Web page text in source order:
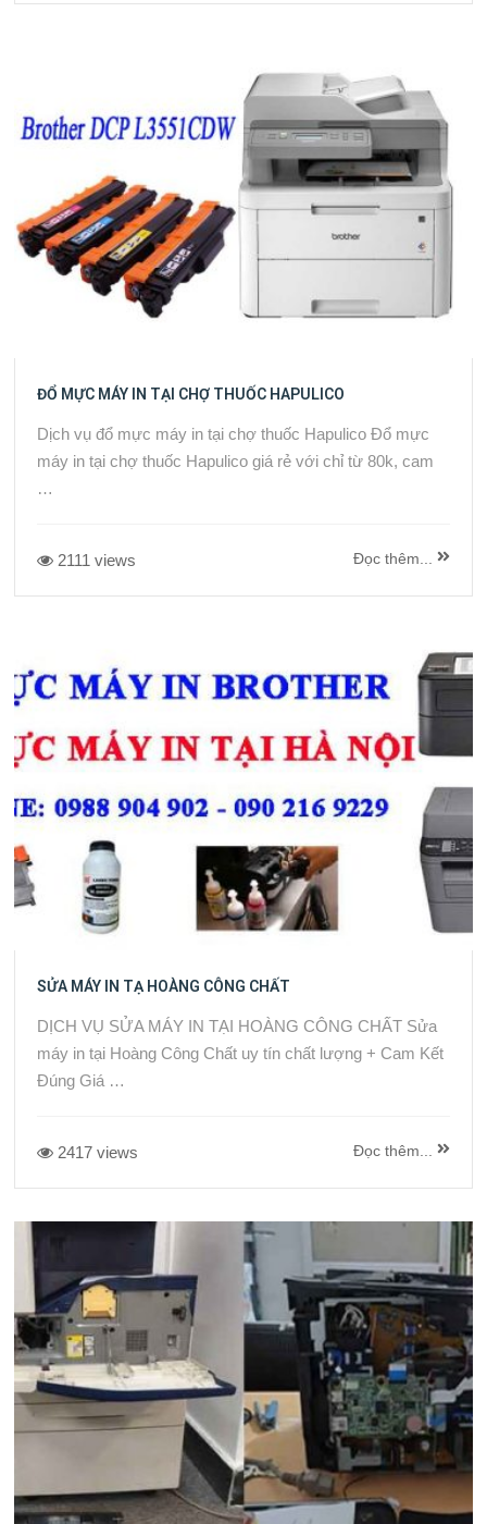
ĐỔ MỰC MÁY IN TẠI CHỢ THUỐC HAPULICO
Dịch vụ đổ mực máy in tại chợ thuốc Hapulico Đổ mực
máy in tại chợ thuốc Hapulico giá rẻ với chỉ từ 80k, cam
…
2111 views Đọc thêm...
SỬA MÁY IN TẠ HOÀNG CÔNG CHẤT
DỊCH VỤ SỬA MÁY IN TẠI HOÀNG CÔNG CHẤT Sửa
máy in tại Hoàng Công Chất uy tín chất lượng + Cam Kết
Đúng Giá …
2417 views Đọc thêm...